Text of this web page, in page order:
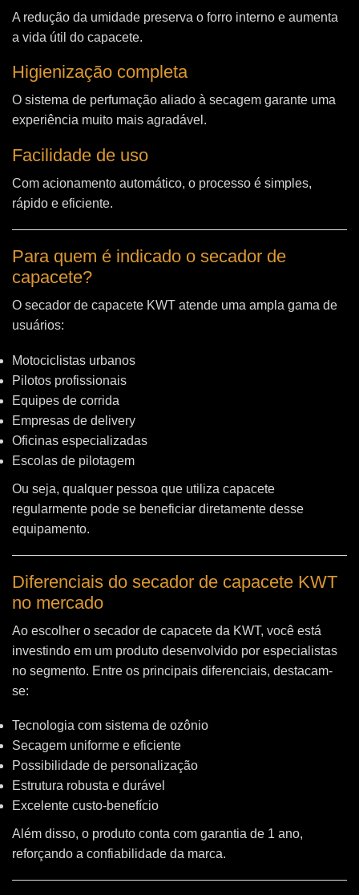
A redução da umidade preserva o forro interno e aumenta
a vida útil do capacete.
Higienização completa
O sistema de perfumação aliado à secagem garante uma
experiência muito mais agradável.
Facilidade de uso
Com acionamento automático, o processo é simples,
rápido e eficiente.
Para quem é indicado o secador de
capacete?
O secador de capacete KWT atende uma ampla gama de
usuários:
Motociclistas urbanos
Pilotos profissionais
Equipes de corrida
Empresas de delivery
Oficinas especializadas
Escolas de pilotagem
Ou seja, qualquer pessoa que utiliza capacete
regularmente pode se beneficiar diretamente desse
equipamento.
Diferenciais do secador de capacete KWT
no mercado
Ao escolher o secador de capacete da KWT, você está
investindo em um produto desenvolvido por especialistas
no segmento. Entre os principais diferenciais, destacam-
se:
Tecnologia com sistema de ozônio
Secagem uniforme e eficiente
Possibilidade de personalização
Estrutura robusta e durável
Excelente custo-benefício
Além disso, o produto conta com garantia de 1 ano,
reforçando a confiabilidade da marca.